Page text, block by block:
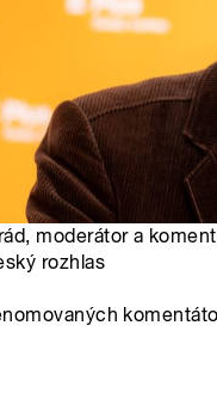
moderátor a
rozhlas